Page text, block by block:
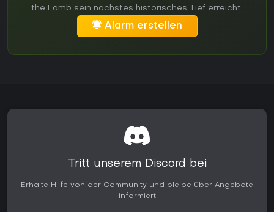
the Lamb sein nächstes historisches Tief erreicht.
Alarm erstellen
Tritt unserem Discord bei
Erhalte Hilfe von der Community und bleibe über Angebote
informiert